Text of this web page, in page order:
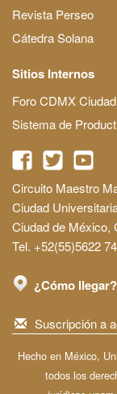
Revista Perseo
Cátedra Solana
Sitios Internos
Foro CDMX
Sistema de
Circuito Maestro
Ciudad
Ciudad de México,
Tel. +52(55)5622
¿Cómo llegar?
Suscripción a
Hecho en México,
todos los